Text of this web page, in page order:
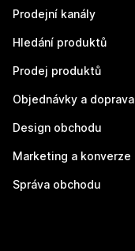
Prodejní kanály
Hledání produktů
Prodej produktů
Objednávky a doprava
Design obchodu
Marketing a konverze
Správa obchodu